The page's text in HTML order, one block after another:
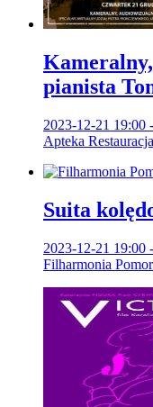
pianista
2023-12-21 19:00
Apteka
Suita
2023-12-21 19:00
Filharmonia